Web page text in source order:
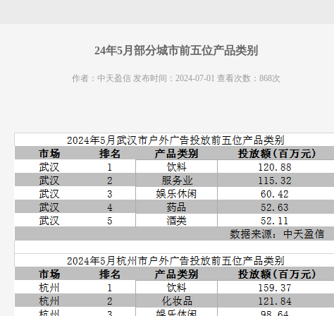
24年5月部分城市前五位产品类别
作者：中天盈信 发布时间：2024-07-01 查看次数：868次